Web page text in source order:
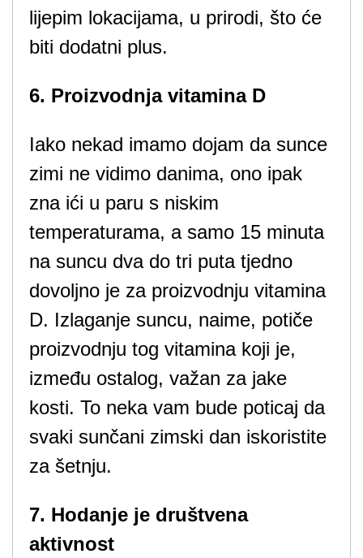
lijepim lokacijama, u prirodi, što će
biti dodatni plus.
6. Proizvodnja vitamina D
Iako nekad imamo dojam da sunce
zimi ne vidimo danima, ono ipak
zna ići u paru s niskim
temperaturama, a samo 15 minuta
na suncu dva do tri puta tjedno
dovoljno je za proizvodnju vitamina
D. Izlaganje suncu, naime, potiče
proizvodnju tog vitamina koji je,
između ostalog, važan za jake
kosti. To neka vam bude poticaj da
svaki sunčani zimski dan iskoristite
za šetnju.
7. Hodanje je društvena
aktivnost